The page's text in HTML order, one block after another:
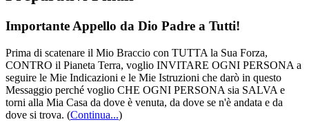
Importante Appello da Dio Padre a Tutti!
Prima di scatenare il Mio Braccio con TUTTA la Sua Forza,
CONTRO il Pianeta Terra, voglio INVITARE OGNI PERSONA a
seguire le Mie Indicazioni e le Mie Istruzioni che darò in questo
Messaggio perché voglio CHE OGNI PERSONA sia SALVA e
torni alla Mia Casa da dove è venuta, da dove se n'è andata e da
dove si trova. (Continua...)